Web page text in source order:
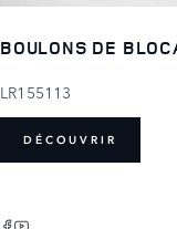
BOULONS DE
LR155113
DÉCOUVRIR